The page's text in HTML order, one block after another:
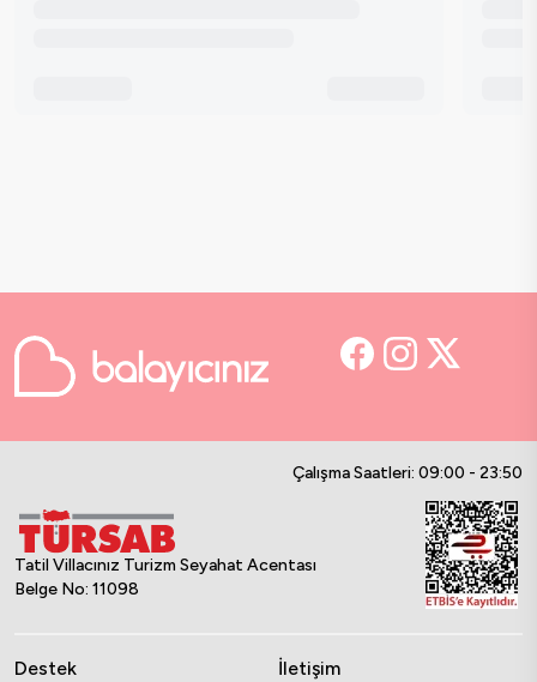
Çalışma Saatleri: 09:00 - 23:50
Tatil Villacınız Turizm Seyahat Acentası
Belge No: 11098
Destek İletişim